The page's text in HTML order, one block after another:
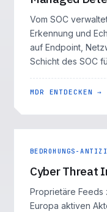
Vom SOC
Erkennung und
auf Endpoint,
Schicht des SOC
MDR ENTDECKEN →
BEDROHUNGS-
Cyber Threat
Proprietäre Feeds
Europa aktiven